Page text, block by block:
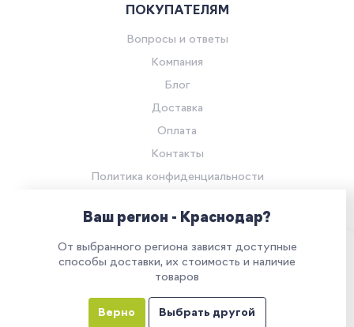
ПОКУПАТЕЛЯМ
Вопросы и ответы
Компания
Блог
Доставка
Оплата
Контакты
Политика конфиденциальности
Все права защищены.
Все указанные на сайте цены носят информационный характер и
Наш сайт использует куки. Продолжая им
пользоваться, вы соглашаетесь на обработку
персональных данных в соответствии с
политикой конфиденциальности
Ваш регион - Краснодар?
От выбранного региона зависят доступные
способы доставки, их стоимость и наличие
товаров
Верно Выбрать другой